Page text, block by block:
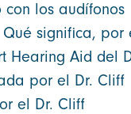
los audífonos
significa, por
Hearing Aid del
por el Dr. Cliff
el Dr. Cliff